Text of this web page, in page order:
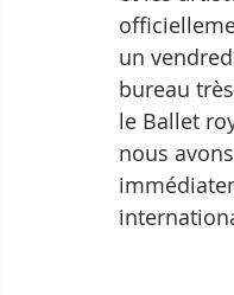
un
bureau
le Ballet
nous